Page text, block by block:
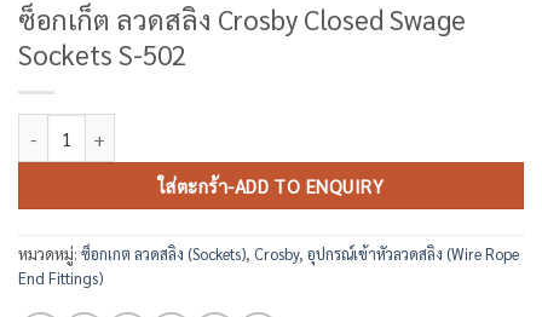
ซ็อกเก็ต ลวดสลิง Crosby Closed Swage
Sockets S-502
ใส่ตะกร้า-ADD TO ENQUIRY
หมวดหมู่: ซ็อกเกต ลวดสลิง (Sockets), Crosby, อุปกรณ์เข้าหัวลวดสลิง (Wire Rope
End Fittings)